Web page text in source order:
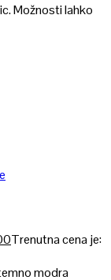
Možnosti lahko
Trenutna cena je: